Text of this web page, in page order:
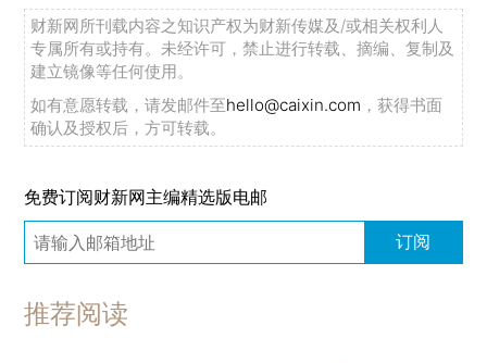
财新网所刊载内容之知识产权为财新传媒及/或相关权利人
专属所有或持有。未经许可，禁止进行转载、摘编、复制及
建立镜像等任何使用。
如有意愿转载，请发邮件至hello@caixin.com ，获得书面
确认及授权后，方可转载。
免费订阅财新网主编精选版电邮
订阅
推荐阅读